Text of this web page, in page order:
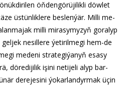
öň­den­gö­rü­ji­lik­li döw­let
üs­tün­lik­le­re bes­len­ýär. Milli me­
milli mi­ra­sy­my­zyň go­ra­lyp
ne­sil­le­re ýe­ti­ril­me­gi hem-de
me­de­ni stra­te­gi­ýa­nyň esa­sy
dö­re­di­ji­lik işi­ni ne­ti­je­li alyp bar­
de­re­je­si­ni ýo­kar­lan­dyr­mak üçin